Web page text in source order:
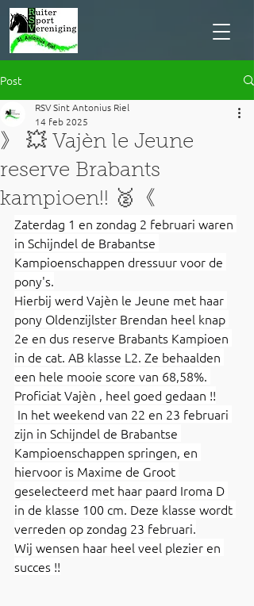
Post
》 💥 Vajèn le Jeune
reserve Brabants
kampioen!! 🥈《
RSV Sint Antonius Riel
14 feb 2025
Zaterdag 1 en zondag 2 februari waren
in Schijndel de Brabantse
Kampioenschappen dressuur voor de
pony's.
Hierbij werd Vajèn le Jeune met haar
pony Oldenzijlster Brendan heel knap
2e en dus reserve Brabants Kampioen
in de cat. AB klasse L2. Ze behaalden
een hele mooie score van 68,58%.
Proficiat Vajèn , heel goed gedaan !!
In het weekend van 22 en 23 februari
zijn in Schijndel de Brabantse
Kampioenschappen springen, en
hiervoor is Maxime de Groot
geselecteerd met haar paard Iroma D
in de klasse 100 cm. Deze klasse wordt
verreden op zondag 23 februari.
Wij wensen haar heel veel plezier en
succes !!